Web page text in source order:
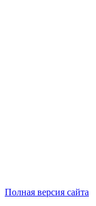
Полная версия сайта